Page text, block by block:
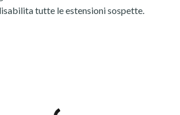
tutte le estensioni sospette.